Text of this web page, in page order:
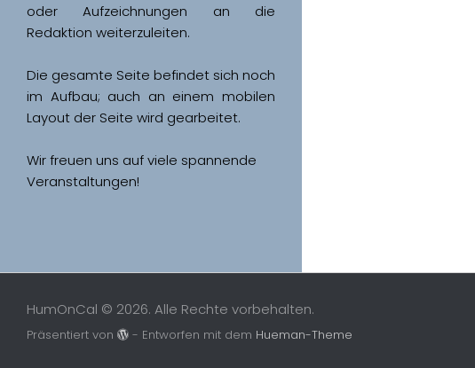
oder Aufzeichnungen an die
Redaktion weiterzuleiten.
Die gesamte Seite befindet sich noch
im Aufbau; auch an einem mobilen
Wir freuen uns auf viele spannende
Veranstaltungen!
HumOnCal © 2026. Alle Rechte vorbehalten.
Präsentiert von - Entworfen mit dem Hueman-Theme